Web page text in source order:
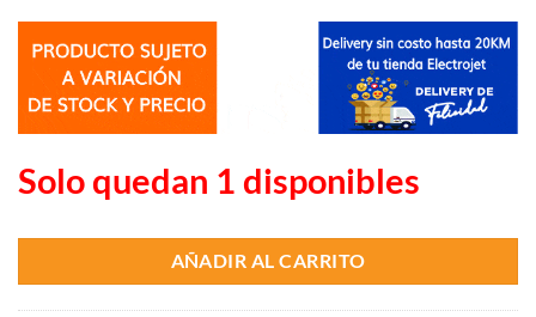
Solo quedan 1 disponibles
AÑADIR AL CARRITO